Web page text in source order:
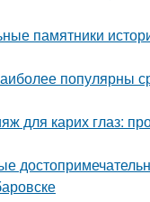
памятники
популярны
для карих глаз: